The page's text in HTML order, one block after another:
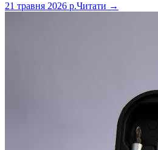
21 травня 2026 р.Читати →